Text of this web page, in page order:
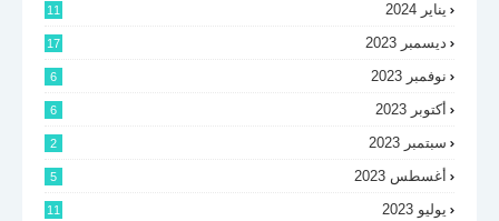
يناير 2024 11
ديسمبر 2023 17
نوفمبر 2023 6
أكتوبر 2023 6
سبتمبر 2023 2
أغسطس 2023 5
يوليو 2023 11